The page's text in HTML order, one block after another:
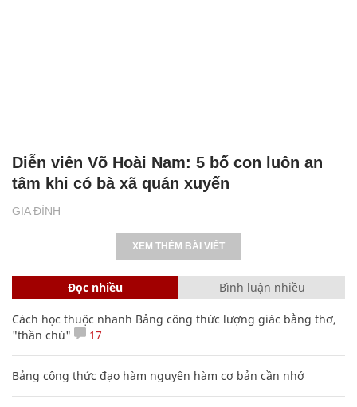
GIA ĐÌNH
Diễn viên Võ Hoài Nam: 5 bố con luôn an
tâm khi có bà xã quán xuyến
XEM THÊM BÀI VIẾT
Đọc nhiều Bình luận nhiều
Cách học thuộc nhanh Bảng công thức lượng giác bằng thơ,
"thần chú"
17
Bảng công thức đạo hàm nguyên hàm cơ bản cần nhớ